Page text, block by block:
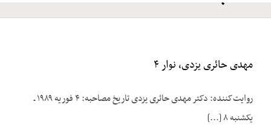
مهدی حائری یزدی، نوار ۴
روایت‌کننده: دکتر مهدی حائری یزدی تاریخ مصاحبه: ۴ فوریه ۱۹۸۹ ـ
یکشنبه ۸ [...]